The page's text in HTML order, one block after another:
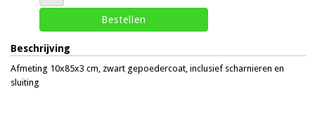
Beschrijving
Afmeting 10x85x3 cm, zwart gepoedercoat, inclusief scharnieren en
sluiting